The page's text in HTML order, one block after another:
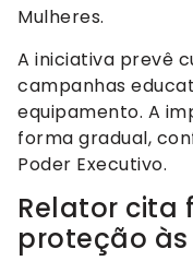
Mulheres.
A iniciativa prevê
campanhas
equipamento. A
forma gradual,
Poder Executivo.
Relator cita
proteção